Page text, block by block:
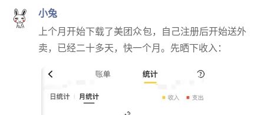
小兔
上个月开始下载了美团众包，自己注册后开始送外
卖，已经二十多天，快一个月。先晒下收入：